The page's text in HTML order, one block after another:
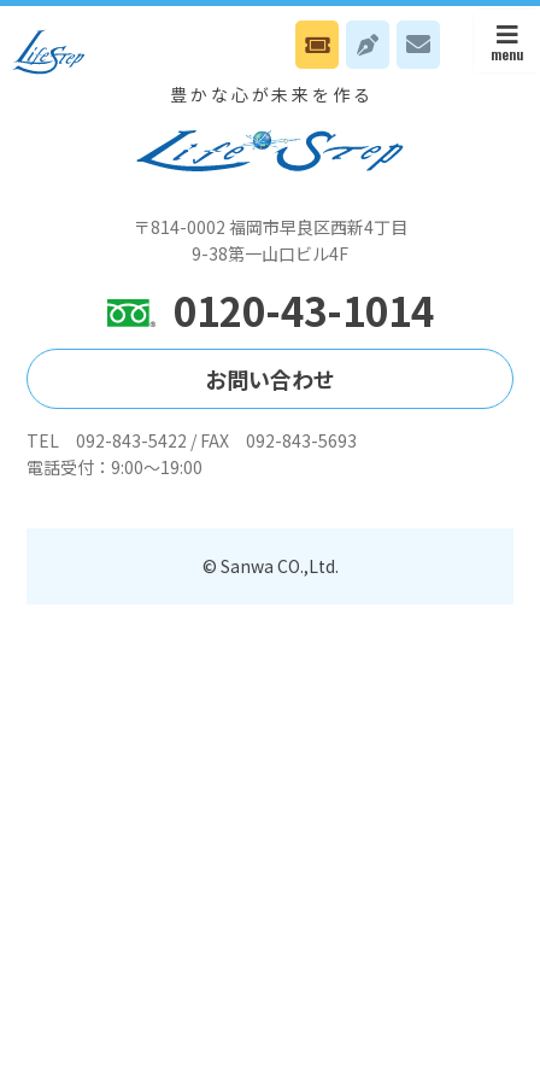
12/28 八幡オフィスはNカウンセリング日です
豊かな心が未来を作る
〒814-0002 福岡市早良区西新4丁目
9-38第一山口ビル4F
0120-43-1014
お問い合わせ
TEL 092-843-5422 / FAX 092-843-5693
電話受付：9:00～19:00
© Sanwa CO.,Ltd.